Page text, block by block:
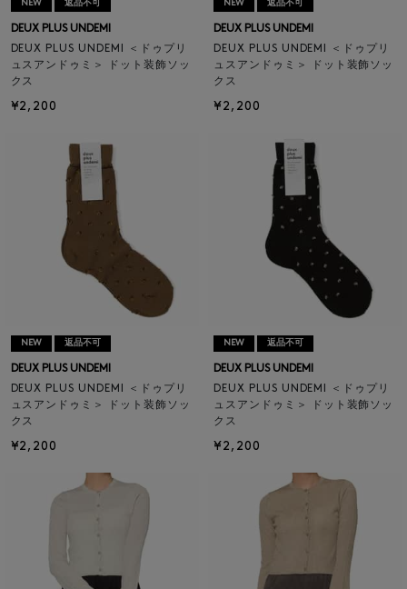
NEW 返品不可
DEUX PLUS UNDEMI
DEUX PLUS UNDEMI ＜ドゥプリ
ュスアンドゥミ＞ ドット装飾ソッ
クス
¥2,200
NEW 返品不可
DEUX PLUS UNDEMI
DEUX PLUS UNDEMI ＜ドゥプリ
ュスアンドゥミ＞ ドット装飾ソッ
クス
¥2,200
NEW 返品不可
DEUX PLUS UNDEMI
DEUX PLUS UNDEMI ＜ドゥプリ
ュスアンドゥミ＞ ドット装飾ソッ
クス
¥2,200
NEW 返品不可
DEUX PLUS UNDEMI
DEUX PLUS UNDEMI ＜ドゥプリ
ュスアンドゥミ＞ ドット装飾ソッ
クス
¥2,200